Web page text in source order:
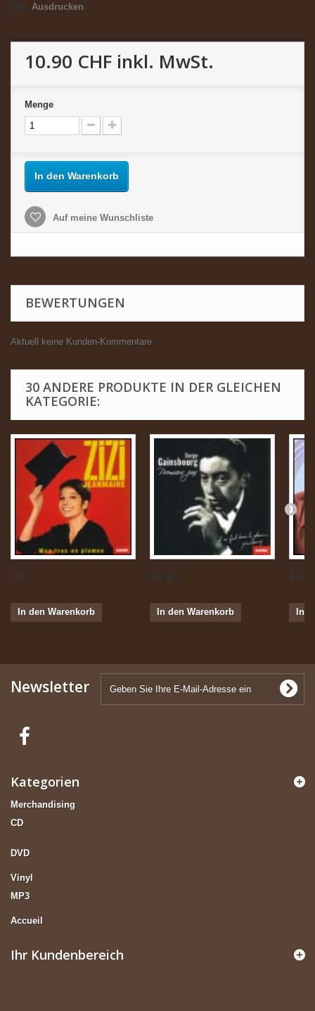
Ausdrucken
10.90 CHF inkl. MwSt.
Menge
In den Warenkorb
Auf meine Wunschliste
BEWERTUNGEN
Aktuell keine Kunden-Kommentare
30 ANDERE PRODUKTE IN DER GLEICHEN
KATEGORIE:
Zizi...
In den Warenkorb
Serge...
In den Warenkorb In
Newsletter
Kategorien
Merchandising
CD
DVD
Vinyl
MP3
Accueil
Ihr Kundenbereich